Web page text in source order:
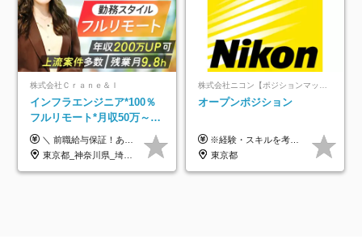
株式会社Ｃｒａｎｅ＆Ｉ
インフラエンジニア*100％
フルリモート*月収50万～*
クラウド×上流工程*前職給
与保証*残業月9.8h
＼ 前職給与保証！あなたのこれまでの経験を正当評価 ／ ★月収50万円～スタート！【年俸600万～1,162万8,000円（12分割）】 ――「頑張りが給与に直結しない…」そんな不満とは無縁の環境です。 実際、入社後に「年収150万～200万円UP」を実現した先輩エンジニアが多数活躍中！ 【 収入をさらに押し上げる充実のプラスα 】 スキルを磨くほど得をする「資格手当」 ⇒ 1資格につき毎月3,000円～30,000円を継続支給！ 成果を見逃さない「功績手当」 ⇒ 社員の頑張りに応じて最大10万円をダイレクトに支給！ スピード昇給・高年収も可能 ⇒ 1回の昇給で年収数十万UPのチャンスあり。ゆくゆくは年収1000万以上のハイクラスも目指せます。 ※経験・スキルを考慮の上決定します ※上記金額には固定残業代（月30h分・95,000円～184,000円）を含みます ※超過分は別途全額支給します ※試用期間2ヶ月間あり（その他待遇に差異はありません）
東京都_神奈川県_埼玉県_千葉県_大阪府_愛知県_北海道_青森県_岩手県_宮城県_秋田県_山形県_福島県_茨城県_栃木県_群馬県_新潟県_山梨県_長野県_富山県_石川県_福井県_静岡県_岐阜県_三重県_兵庫県_京都府_滋賀県_奈良県_和歌山県_広島県_岡山県_鳥取県_島根県_山口県_徳島県_香川県_愛媛県_高知県_福岡県_熊本県_佐賀県_長崎県_大分県_宮崎県_鹿児島県_沖縄県
オープンポジション
※経験・スキルを考慮の上、決定します。
東京都